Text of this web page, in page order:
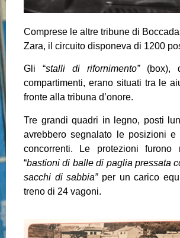
Comprese le altre tribune di
Zara, il circuito disponeva di 1200
Gli “stalli di rifornimento”(box),
compartimenti, erano situati tra le
fronte alla tribuna d’onore.
Tre grandi quadri in legno, posti
avrebbero segnalato le posizioni
concorrenti. Le protezioni furono
“bastioni di balle di paglia pressata
sacchi di sabbia”per un carico
treno di 24 vagoni.